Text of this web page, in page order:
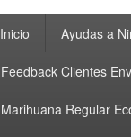
Inicio Ayudas a
Feedback Clientes
Marihuana Regular